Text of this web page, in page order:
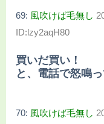
69: 風吹けば毛無し
ID:lzy2aqH80
買いだ買い！
と、電話で怒鳴
70: 風吹けば毛無し